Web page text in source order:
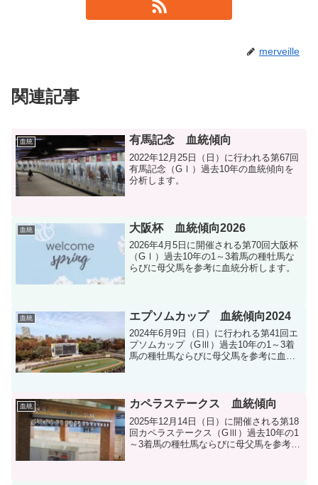
merveille
関連記事
血統 有馬記念 血統傾向
2022年12月25日（日）に行われる第67回
有馬記念（GⅠ）過去10年の血統傾向を
分析します。
血統 大阪杯 血統傾向2026
2026年4月5日に開催される第70回大阪杯
（GⅠ）過去10年の1～3着馬の種牡馬な
らびに母父馬を参考に血統分析します。
血統 エプソムカップ 血統傾向2024
2024年6月9日（日）に行われる第41回エ
プソムカップ（GⅢ）過去10年の1～3着
馬の種牡馬ならびに母父馬を参考に血統
血統 カペラステークス 血統傾向
2025年12月14日（日）に開催される第18
回カペラステークス（GⅢ）過去10年の1
～3着馬の種牡馬ならびに母父馬を参考に